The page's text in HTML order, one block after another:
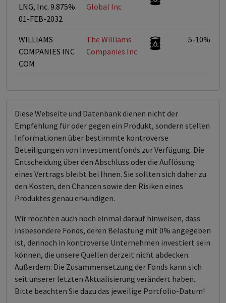
LNG, Inc. 9.875%
01-FEB-2032
Global Inc
WILLIAMS
COMPANIES INC
COM
The Williams
Companies Inc
5-10%
Diese Webseite und Datenbank dienen nicht der
Empfehlung für oder gegen ein Produkt, sondern stellen
Informationen über bestimmte kontroverse
Beteiligungen von Investmentfonds zur Verfügung. Die
Entscheidung über den Abschluss oder die Auflösung
eines Vertrags bleibt bei Ihnen. Sie sollten sich daher zu
den Kosten, den Chancen sowie den Risiken eines
Produktes genau erkundigen.
Wir möchten auch noch einmal darauf hinweisen, dass
insbesondere Fonds, deren Belastung mit 0% angegeben
ist, dennoch in kontroverse Unternehmen investiert sein
können, die unsere Quellen derzeit nicht abdecken.
Außerdem: Die Zusammensetzung der Fonds kann sich
seit unserer letzten Aktualisierung verändert haben.
Bitte beachten Sie dazu das jeweilige Portfolio-Datum!